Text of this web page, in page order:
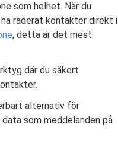
som helhet. När du
raderat kontakter direkt i
, detta är det mest
där du säkert
alternativ för
som meddelanden på